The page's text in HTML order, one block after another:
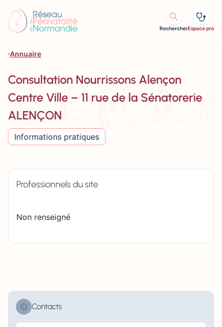
RechercherEspace pro
Annuaire
Consultation Nourrissons Alençon
Centre Ville – 11 rue de la Sénatorerie
ALENÇON
Informations pratiques
Professionnels du site
Non renseigné
Contacts